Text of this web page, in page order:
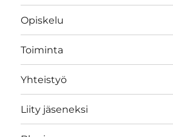
Opiskelu
Toiminta
Yhteistyö
Liity jäseneksi